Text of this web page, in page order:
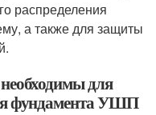
распределения
а также для защиты
для
фундамента УШП